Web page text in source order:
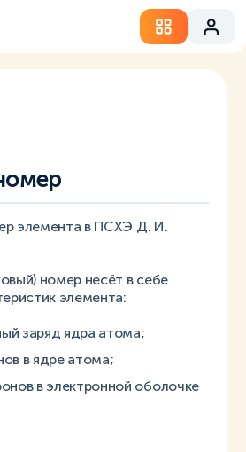
элемента в ПСХЭ Д. И.
номер несёт в себе
элемента:
заряд ядра атома;
в ядре атома;
в электронной оболочке